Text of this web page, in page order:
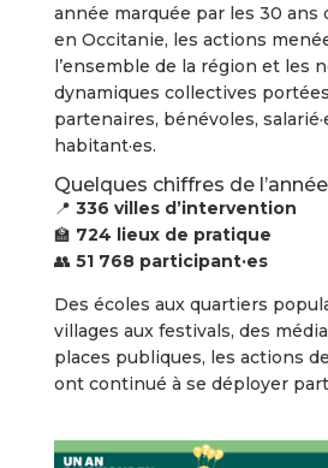
année marquée par les 30 ans
en Occitanie, les actions
l’ensemble de la région et les
dynamiques collectives
partenaires, bénévoles,
habitant·es.
Quelques chiffres de l’année
📍 336 villes d’intervention
🏫 724 lieux de pratique
👥 51 768 participant·es
Des écoles aux quartiers
villages aux festivals, des
places publiques, les actions
ont continué à se déployer